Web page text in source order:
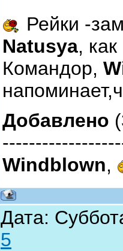
Рейки -
Natusya,
Командор,
Добавлено
Windblown,
Дата:
5